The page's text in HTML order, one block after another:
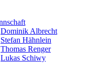
Dominik Albrecht
Stefan Hähnlein
Thomas Renger
Lukas Schiwy